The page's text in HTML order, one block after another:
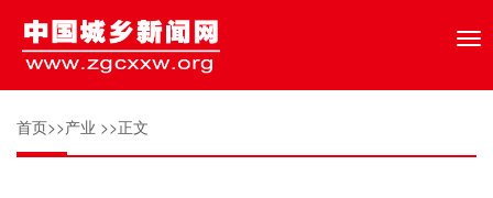
首页>>产业 >>正文